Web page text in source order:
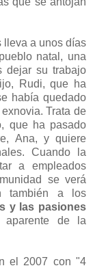
lleva a unos días
natal, una
dejar su trabajo
Rudi, que ha
había quedado
Trata de
que ha pasado
Ana, y quiere
Cuando la
a empleados
se verá
también a los
y las pasiones
de la
el 2007 con "4